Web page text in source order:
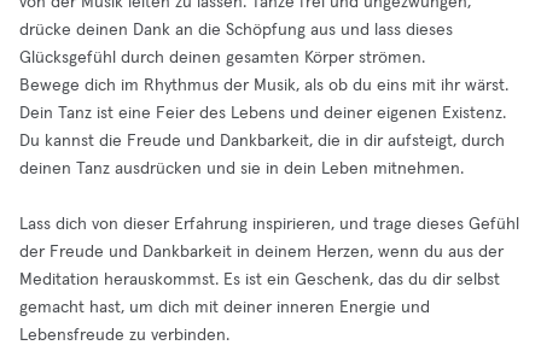
drücke deinen Dank an die Schöpfung aus und lass dieses
Glücksgefühl durch deinen gesamten Körper strömen.
Bewege dich im Rhythmus der Musik, als ob du eins mit ihr wärst.
Dein Tanz ist eine Feier des Lebens und deiner eigenen Existenz.
Du kannst die Freude und Dankbarkeit, die in dir aufsteigt, durch
deinen Tanz ausdrücken und sie in dein Leben mitnehmen.
Lass dich von dieser Erfahrung inspirieren, und trage dieses Gefühl
der Freude und Dankbarkeit in deinem Herzen, wenn du aus der
Meditation herauskommst. Es ist ein Geschenk, das du dir selbst
gemacht hast, um dich mit deiner inneren Energie und
Lebensfreude zu verbinden.